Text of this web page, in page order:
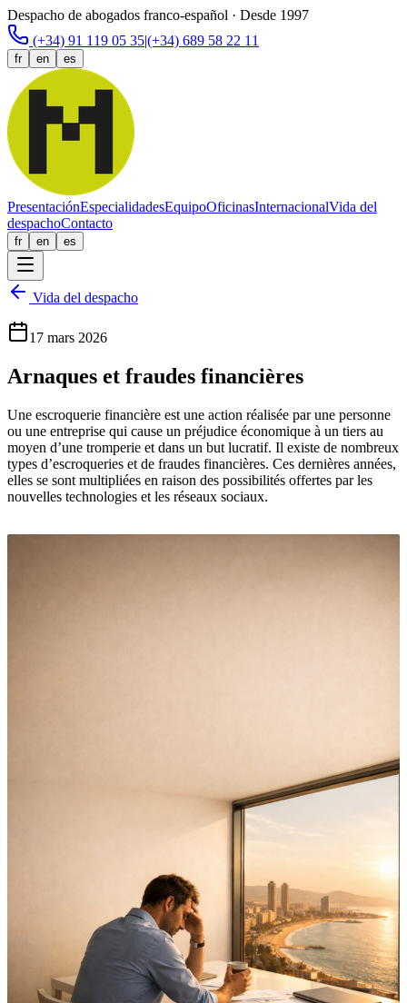
Despacho de abogados franco-español · Desde 1997
(+34) 91 119 05 35|(+34) 689 58 22 11
fr en es
PresentaciónEspecialidadesEquipoOficinasInternacionalVida del
despachoContacto
fr en es
Vida del despacho
17 mars 2026
Arnaques et fraudes financières
Une escroquerie financière est une action réalisée par une personne
ou une entreprise qui cause un préjudice économique à un tiers au
moyen d’une tromperie et dans un but lucratif. Il existe de nombreux
types d’escroqueries et de fraudes financières. Ces dernières années,
elles se sont multipliées en raison des possibilités offertes par les
nouvelles technologies et les réseaux sociaux.